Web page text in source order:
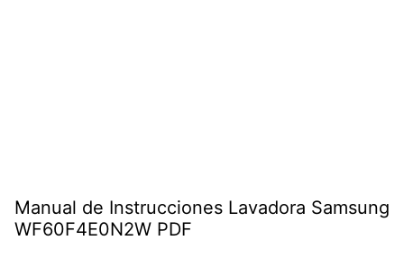
Manual de Instrucciones Lavadora Samsung
WF60F4E0N2W PDF